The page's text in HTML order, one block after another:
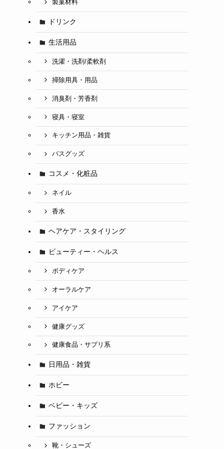
製菓材料
ドリンク
生活用品
洗濯・洗剤/柔軟剤
掃除用具・用品
消臭剤・芳香剤
寝具・寝室
キッチン用品・雑貨
バスグッズ
コスメ・化粧品
ネイル
香水
ヘアケア・スタイリング
ビューティー・ヘルス
ボディケア
オーラルケア
アイケア
健康グッズ
健康食品・サプリ系
日用品・雑貨
ホビー
ベビー・キッズ
ファッション
靴・シューズ